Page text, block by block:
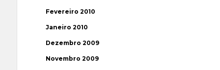
Fevereiro 2010
Janeiro 2010
Dezembro 2009
Novembro 2009